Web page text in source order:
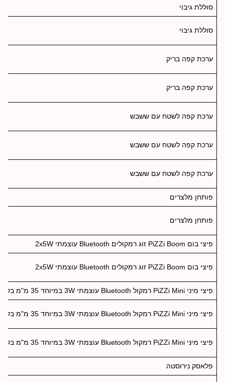
סוללת גיבוי
סוללת גיבוי
ערכת קפה בריק
ערכת קפה בריק
ערכת קפה לשטח עם ששבש
ערכת קפה לשטח עם ששבש
ערכת קפה לשטח עם ששבש
פותחן מלצרים
פותחן מלצרים
פיצי בום PiZZi Boom זוג רמקולים Bluetooth עוצמתי 2x5W
פיצי בום PiZZi Boom זוג רמקולים Bluetooth עוצמתי 2x5W
פיצי מיני PiZZi Mini רמקול Bluetooth עוצמתי 3W במיוחד 35 מ"מ בלבד
פיצי מיני PiZZi Mini רמקול Bluetooth עוצמתי 3W במיוחד 35 מ"מ בלבד
פיצי מיני PiZZi Mini רמקול Bluetooth עוצמתי 3W במיוחד 35 מ"מ בלבד
פלאסק נירוסטה